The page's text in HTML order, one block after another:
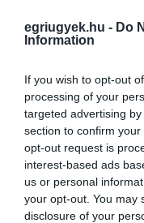
egriugyek.hu - Do
Information
If you wish to opt-out
processing of your
targeted advertising
section to confirm
opt-out request is
interest-based ads
us or personal
your opt-out. You may
disclosure of your